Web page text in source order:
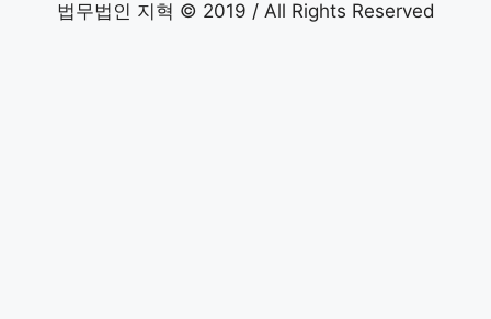
법무법인 지혁 © 2019 / All Rights Reserved